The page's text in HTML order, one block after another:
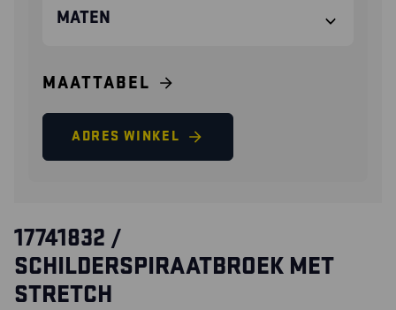
MATEN
MAATTABEL
ADRES WINKEL
17741832 /
SCHILDERSPIRAATBROEK MET
STRETCH